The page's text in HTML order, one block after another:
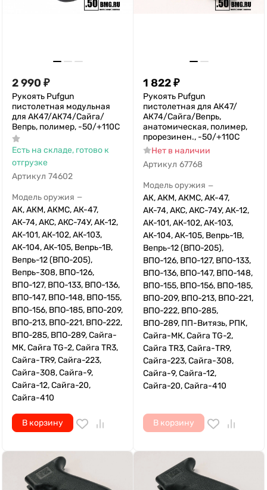
2 990 ₽
Рукоять Pufgun
пистолетная модульная
для АК47/АК74/Сайга/
Вепрь, полимер, -50/+110С
Есть на складе, готово к
отгрузке
Артикул 74602
Модель оружия —
АК, АКМ, АКМС, АК-47,
АК-74, АКС, АКС-74У, АК-12,
АК-101, АК-102, АК-103,
АК-104, АК-105, Вепрь-1В,
Вепрь-12 (ВПО-205),
Вепрь-308, ВПО-126,
ВПО-127, ВПО-133, ВПО-136,
ВПО-147, ВПО-148, ВПО-155,
ВПО-156, ВПО-185, ВПО-209,
ВПО-213, ВПО-221, ВПО-222,
ВПО-285, ВПО-289, Сайга-
МК, Сайга TG-2, Сайга TR3,
Сайга-TR9, Сайга-223,
Сайга-308, Сайга-9,
Сайга-12, Сайга-20,
Сайга-410
В корзину
1 822₽
Рукоять Pufgun
пистолетная для АК47/
АК74/Сайга/Вепрь,
анатомическая, полимер,
прорезинен., -50/+110С
Нет в наличии
Артикул 67768
Модель оружия —
АК, АКМ, АКМС, АК-47,
АК-74, АКС, АКС-74У, АК-12,
АК-101, АК-102, АК-103,
АК-104, АК-105, Вепрь-1В,
Вепрь-12 (ВПО-205),
ВПО-126, ВПО-127, ВПО-133,
ВПО-136, ВПО-147, ВПО-148,
ВПО-155, ВПО-156, ВПО-185,
ВПО-209, ВПО-213, ВПО-221,
ВПО-222, ВПО-285,
ВПО-289, ПП-Витязь, РПК,
Сайга-МК, Сайга TG-2,
Сайга TR3, Сайга-TR9,
Сайга-223, Сайга-308,
Сайга-9, Сайга-12,
Сайга-20, Сайга-410
В корзину